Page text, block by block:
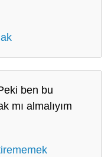
ben bu
mı almalıyım